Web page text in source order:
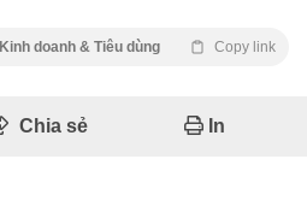
Kinh doanh & Tiêu dùng Copy link
Chia sẻ In